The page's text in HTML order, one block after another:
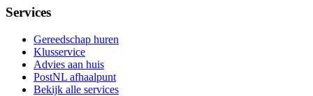
Services
Gereedschap huren
Klusservice
Advies aan huis
PostNL afhaalpunt
Bekijk alle services